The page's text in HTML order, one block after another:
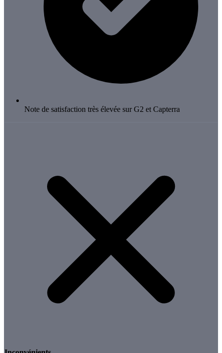
Note de satisfaction très élevée sur G2 et Capterra